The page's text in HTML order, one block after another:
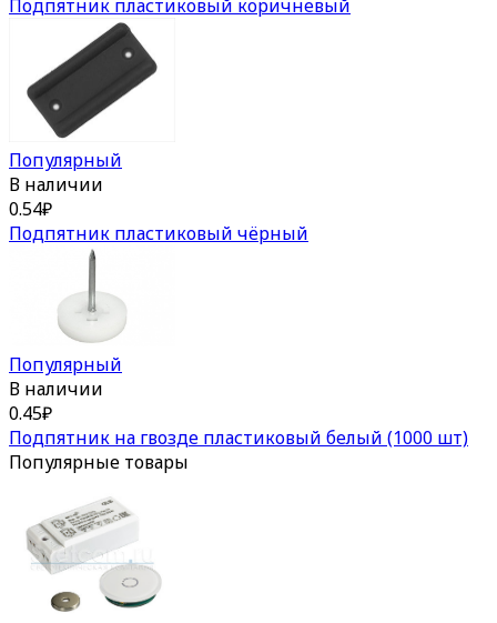
Подпятник пластиковый коричневый
Популярный
В наличии
0.54₽
Подпятник пластиковый чёрный
Популярный
В наличии
0.45₽
Подпятник на гвозде пластиковый белый (1000 шт)
Популярные товары